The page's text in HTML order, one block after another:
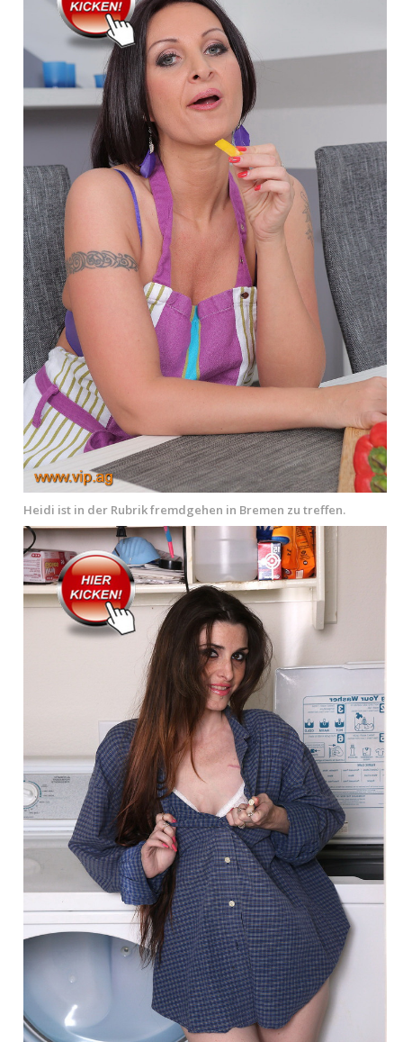
Heidi ist in der Rubrik fremdgehen in Bremen zu treffen.